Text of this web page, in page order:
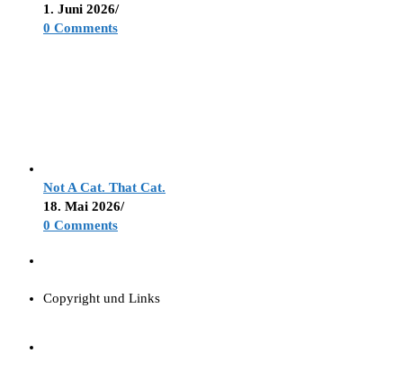
1. Juni 2026/
0 Comments
Not A Cat. That Cat.
18. Mai 2026/
0 Comments
Copyright und Links